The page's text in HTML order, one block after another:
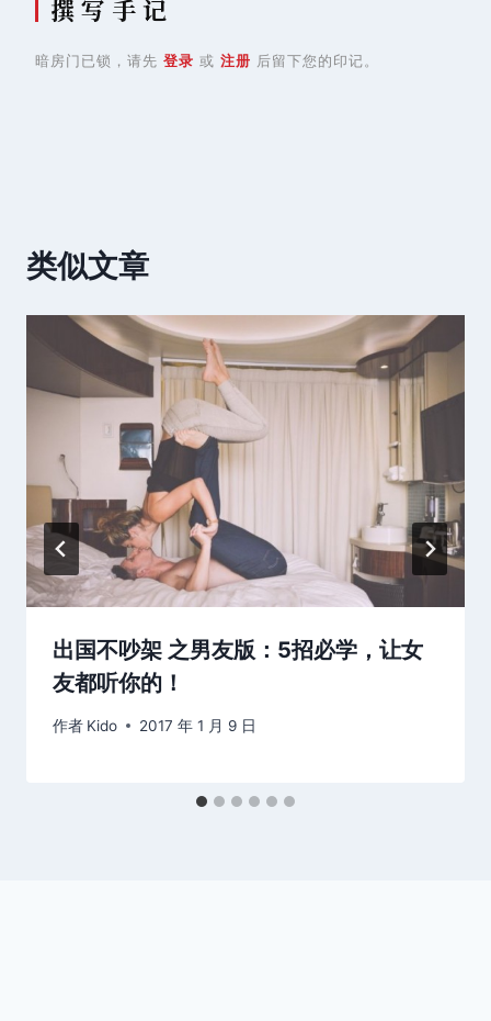
撰 写 手 记
暗房门已锁，请先 登录 或 注册 后留下您的印记。
类似文章
出国不吵架 之男友版：5招必学，让女
友都听你的！
作者 Kido 2017 年 1 月 9 日